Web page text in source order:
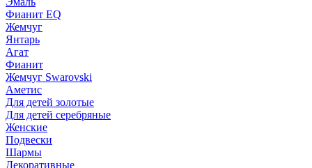
Фианит EQ
Жемчуг
Янтарь
Агат
Фианит
Жемчуг Swarovski
Аметис
Для детей золотые
Для детей серебряные
Женские
Подвески
Шармы
Декоративные